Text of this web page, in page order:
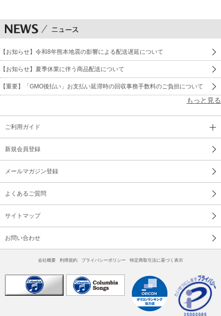
【お知らせ】令和8年熊本地震の影響による配送遅延について
【お知らせ】夏季休業に伴う商品配送について
【重要】「GMO後払い」お支払い延滞時の回収事務手数料のご負担について
もっと見る
ご利用ガイド
新規会員登録
メールマガジン登録
よくあるご質問
サイトマップ
お問い合わせ
会社概要 利用規約 プライバシーポリシー 特定商取引法に基づく表示